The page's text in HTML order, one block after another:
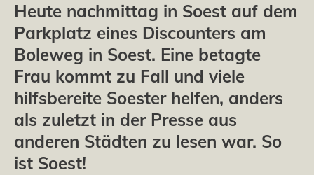
Heute nachmittag in Soest auf dem
Parkplatz eines Discounters am
Boleweg in Soest. Eine betagte
Frau kommt zu Fall und viele
hilfsbereite Soester helfen, anders
als zuletzt in der Presse aus
anderen Städten zu lesen war. So
ist Soest!